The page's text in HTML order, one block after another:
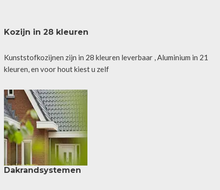
Kozijn in 28 kleuren
Kunststofkozijnen zijn in 28 kleuren leverbaar , Aluminium in 21
kleuren, en voor hout kiest u zelf
Dakrandsystemen